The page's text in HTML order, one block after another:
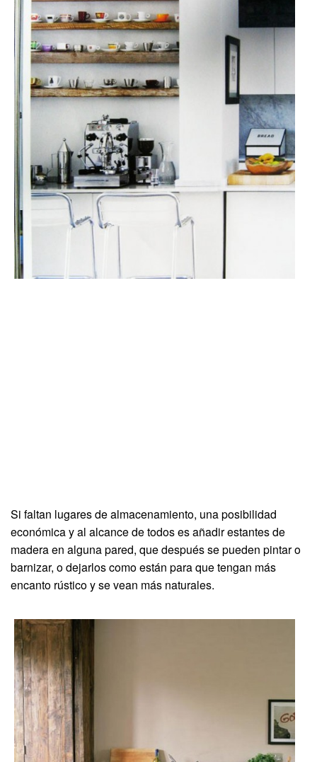
Si faltan lugares de almacenamiento, una posibilidad
económica y al alcance de todos es añadir estantes de
madera en alguna pared, que después se pueden pintar o
barnizar, o dejarlos como están para que tengan más
encanto rústico y se vean más naturales.